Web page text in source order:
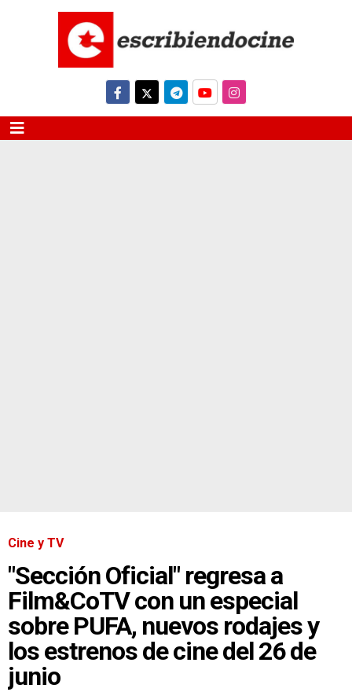
Cine y TV
"Sección Oficial" regresa a
Film&CoTV con un especial
sobre PUFA, nuevos rodajes y
los estrenos de cine del 26 de
junio